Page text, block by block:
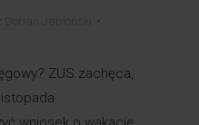
ZUS zachęca,